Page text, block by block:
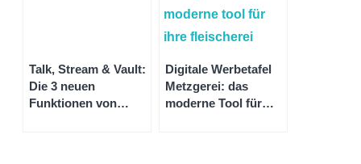
Talk, Stream & Vault:
Die 3 neuen
Funktionen von
Digitale Werbetafel
Metzgerei: das
moderne Tool für